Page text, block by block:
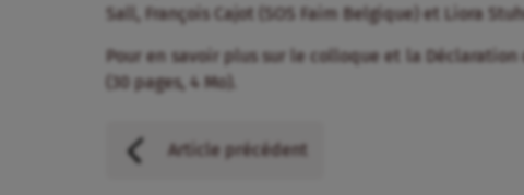
Sall, François Cajot (SOS Faim Belgique) et Liora
Pour en savoir plus sur le colloque et la Déclaration
(30 pages, 4 Mo).
Article précédent